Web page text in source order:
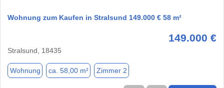
Wohnung zum Kaufen in Stralsund 149.000 € 58 m²
149.000 €
Stralsund, 18435
Wohnung ca. 58,00 m² Zimmer 2